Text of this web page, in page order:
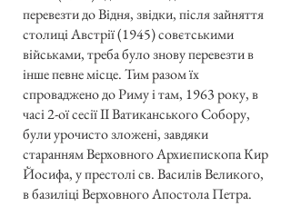
перевезти до Відня, звідки, після зайняття
столиці Австрії (1945) совєтськими
військами, треба було знову перевезти в
інше певне місце. Тим разом їх
спроваджено до Риму і там, 1963 року, в
часі 2-ої сесії II Ватиканського Собору,
були урочисто зложені, завдяки
старанням Верховного Архиєпископа Кир
Йосифа, у престолі св. Василів Великого,
в базиліці Верховного Апостола Петра.